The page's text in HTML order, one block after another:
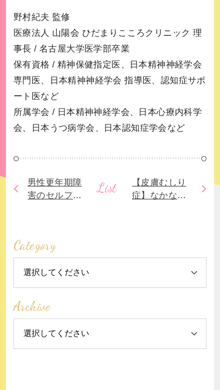
野村紀夫 監修
医療法人 山陽会 ひだまりこころクリニック 理
事長 / 名古屋大学医学部卒業
保有資格 / 精神保健指定医、日本精神神経学会
専門医、日本精神神経学会 指導医、認知症サポ
ート医など
所属学会 / 日本精神神経学会、日本心療内科学
会、日本うつ病学会、日本認知症学会など
男性更年期障
害のセルフケ
List
【皮膚むしり
症】なかなか
Category
Archive